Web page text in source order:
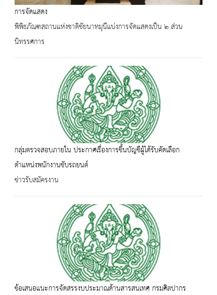
การจัดแสดง
พิพิธภัณฑสถานแห่งชาติชัยนาทมุนีแบ่งการจัดแสดงเป็น ๒ ส่วน
นิทรรศการ
กลุ่มตรวจสอบภายใน ประกาศเรื่องการขึ้นบัญชีผู้ได้รับคัดเลือก
ตำแหน่งพนักงานขับรถยนต์
ข่าวรับสมัครงาน
ข้อเสนอแนะการจัดสรรงบประมาณด้านสารสนเทศ กรมศิลปากร